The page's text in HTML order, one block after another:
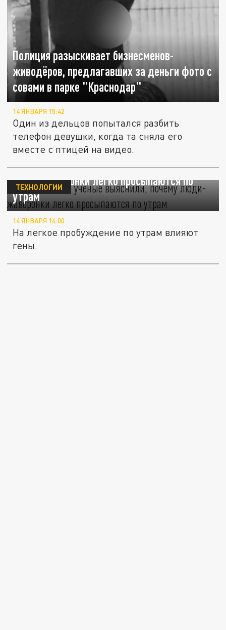
Полиция разыскивает бизнесменов-
живодёров, предлагавших за деньги фото с
совами в парке "Краснодар"
14 ЯНВАРЯ 15:42
Один из дельцов попытался разбить
телефон девушки, когда та сняла его
вместе с птицей на видео.
Американские учёные выяснили, почему
люди-жаворонки легко просыпаются по
утрам
ТЕХНОЛОГИИ
14 ЯНВАРЯ 14:00
На легкое пробуждение по утрам влияют
гены.